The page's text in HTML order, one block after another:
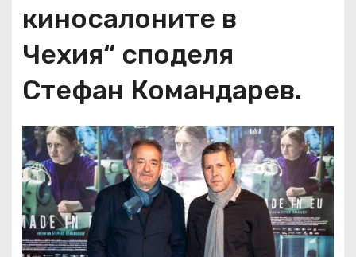
киносалоните в
Чехия“ споделя
Стефан Командарев.